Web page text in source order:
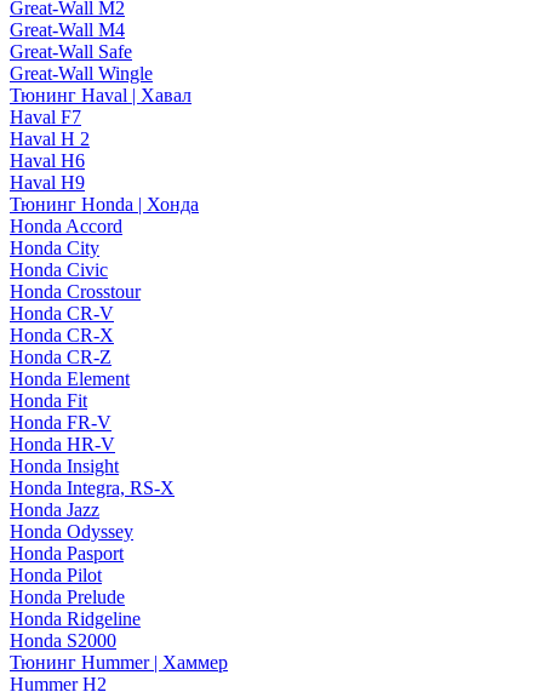
Great-Wall M2
Great-Wall M4
Great-Wall Safe
Great-Wall Wingle
Тюнинг Haval | Хавал
Haval F7
Haval H 2
Haval H6
Haval H9
Тюнинг Honda | Хонда
Honda Accord
Honda City
Honda Civic
Honda Crosstour
Honda CR-V
Honda CR-X
Honda CR-Z
Honda Element
Honda Fit
Honda FR-V
Honda HR-V
Honda Insight
Honda Integra, RS-X
Honda Jazz
Honda Odyssey
Honda Pasport
Honda Pilot
Honda Prelude
Honda Ridgeline
Honda S2000
Тюнинг Hummer | Хаммер
Hummer H2